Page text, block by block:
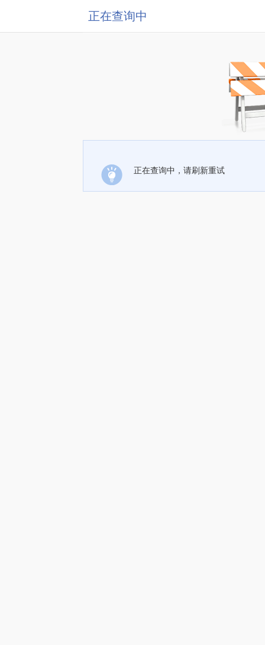
正在查询中
正在查询中，请刷新重试